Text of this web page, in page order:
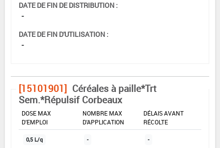
DATE DE FIN DE DISTRIBUTION :
-
DATE DE FIN D'UTILISATION :
-
[15101901] Céréales à paille*Trt
Sem.*Répulsif Corbeaux
DOSE MAX
D'EMPLOI
NOMBRE MAX
D'APPLICATION
DÉLAIS AVANT
RÉCOLTE
0,5 L/q - -